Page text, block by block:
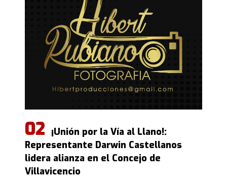
¡Unión por la Vía al Llano!:
Representante Darwin Castellanos
lidera alianza en el Concejo de
Villavicencio